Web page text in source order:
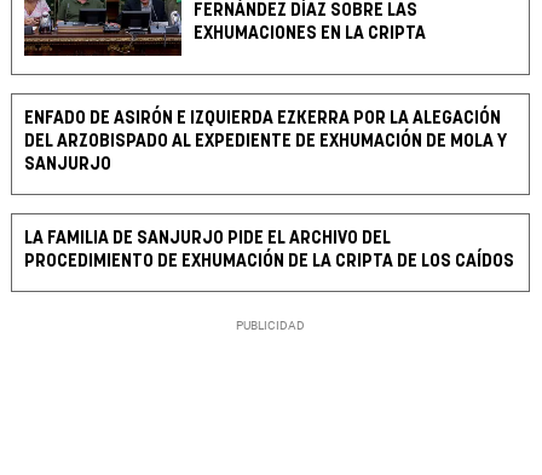
FERNÁNDEZ DÍAZ SOBRE LAS
EXHUMACIONES EN LA CRIPTA
ENFADO DE ASIRÓN E IZQUIERDA EZKERRA POR LA ALEGACIÓN
DEL ARZOBISPADO AL EXPEDIENTE DE EXHUMACIÓN DE MOLA Y
SANJURJO
LA FAMILIA DE SANJURJO PIDE EL ARCHIVO DEL
PROCEDIMIENTO DE EXHUMACIÓN DE LA CRIPTA DE LOS CAÍDOS